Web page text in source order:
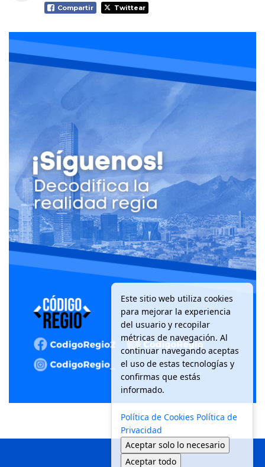
Compartir Twittear
Este sitio web utiliza cookies
para mejorar la experiencia
del usuario y recopilar
métricas de navegación. Al
continuar navegando aceptas
el uso de estas tecnologías y
confirmas que estás
informado.
Política de Cookies Política de
Privacidad
Aceptar solo lo necesario
Aceptar todo